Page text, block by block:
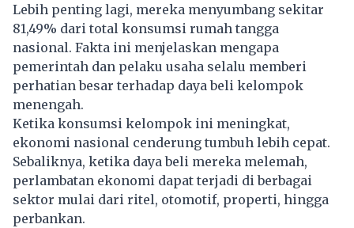
Lebih penting lagi, mereka menyumbang sekitar
81,49% dari total konsumsi rumah tangga
nasional. Fakta ini menjelaskan mengapa
pemerintah dan pelaku usaha selalu memberi
perhatian besar terhadap daya beli kelompok
menengah.
Ketika konsumsi kelompok ini meningkat,
ekonomi nasional cenderung tumbuh lebih cepat.
Sebaliknya, ketika daya beli mereka melemah,
perlambatan ekonomi dapat terjadi di berbagai
sektor mulai dari ritel, otomotif, properti, hingga
perbankan.